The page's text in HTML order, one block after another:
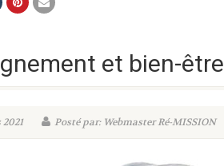
et bien-être
Posté par: Webmaster Ré-MISSION